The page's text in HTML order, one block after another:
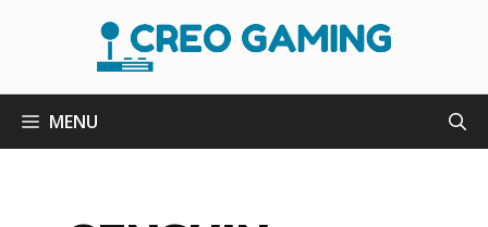
MENU